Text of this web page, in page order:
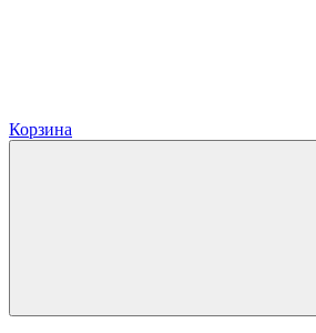
Корзина